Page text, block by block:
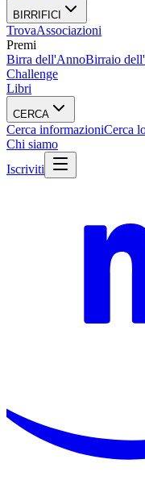
BIRRIFICI
TrovaAssociazioni
Premi
Birra dell'AnnoBirraio
Challenge
Libri
CERCA
Cerca informazioniCerca
Chi siamo
Iscriviti